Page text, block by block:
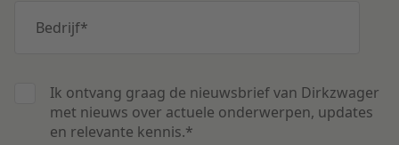
Bedrijf*
Ik ontvang graag de nieuwsbrief van Dirkzwager
met nieuws over actuele onderwerpen, updates
en relevante kennis.*